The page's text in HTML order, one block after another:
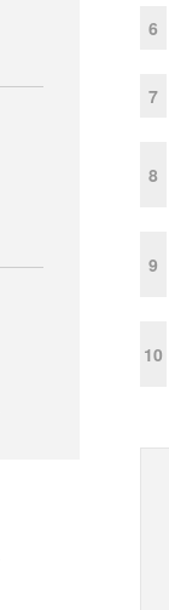
6
7
8
9
10